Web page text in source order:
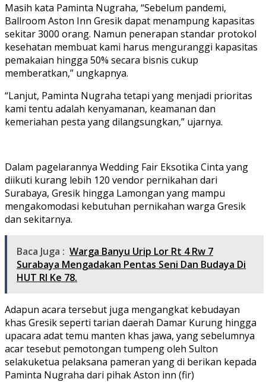
Masih kata Paminta Nugraha, “Sebelum pandemi,
Ballroom Aston Inn Gresik dapat menampung kapasitas
sekitar 3000 orang. Namun penerapan standar protokol
kesehatan membuat kami harus menguranggi kapasitas
pemakaian hingga 50% secara bisnis cukup
memberatkan,” ungkapnya.
“Lanjut, Paminta Nugraha tetapi yang menjadi prioritas
kami tentu adalah kenyamanan, keamanan dan
kemeriahan pesta yang dilangsungkan,” ujarnya.
Dalam pagelarannya Wedding Fair Eksotika Cinta yang
diikuti kurang lebih 120 vendor pernikahan dari
Surabaya, Gresik hingga Lamongan yang mampu
mengakomodasi kebutuhan pernikahan warga Gresik
dan sekitarnya.
Baca Juga : Warga Banyu Urip Lor Rt 4 Rw 7
Surabaya Mengadakan Pentas Seni Dan Budaya Di
HUT RI Ke 78.
Adapun acara tersebut juga mengangkat kebudayan
khas Gresik seperti tarian daerah Damar Kurung hingga
upacara adat temu manten khas jawa, yang sebelumnya
acar tesebut pemotongan tumpeng oleh Sulton
selakuketua pelaksana pameran yang di berikan kepada
Paminta Nugraha dari pihak Aston inn (fir)